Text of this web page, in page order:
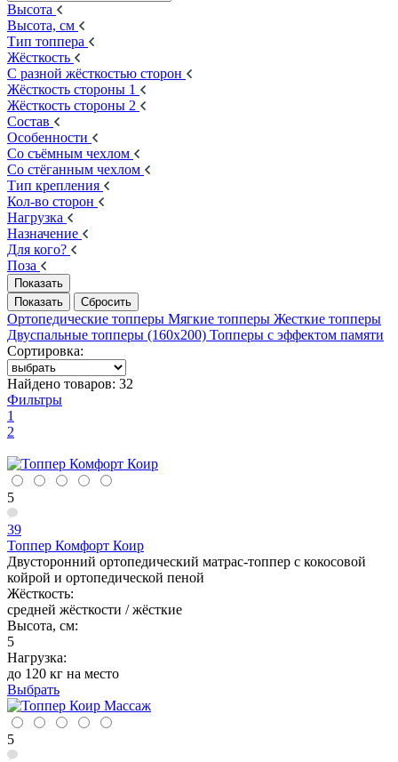
Высота
Высота, см
Тип топпера
Жёсткость
С разной жёсткостью сторон
Жёсткость стороны 1
Жёсткость стороны 2
Состав
Особенности
Со съёмным чехлом
Со стёганным чехлом
Тип крепления
Кол-во сторон
Нагрузка
Назначение
Для кого?
Поза
Ортопедические топперы Мягкие топперы Жесткие топперы
Двуспальные топперы (160х200) Топперы с эффектом памяти
Сортировка:
Найдено товаров: 32
Фильтры
1
2
5
39
Топпер Комфорт Коир
Двусторонний ортопедический матрас-топпер с кокосовой
койрой и ортопедической пеной
Жёсткость:
средней жёсткости / жёсткие
Высота, см:
5
Нагрузка:
до 120 кг на место
Выбрать
5